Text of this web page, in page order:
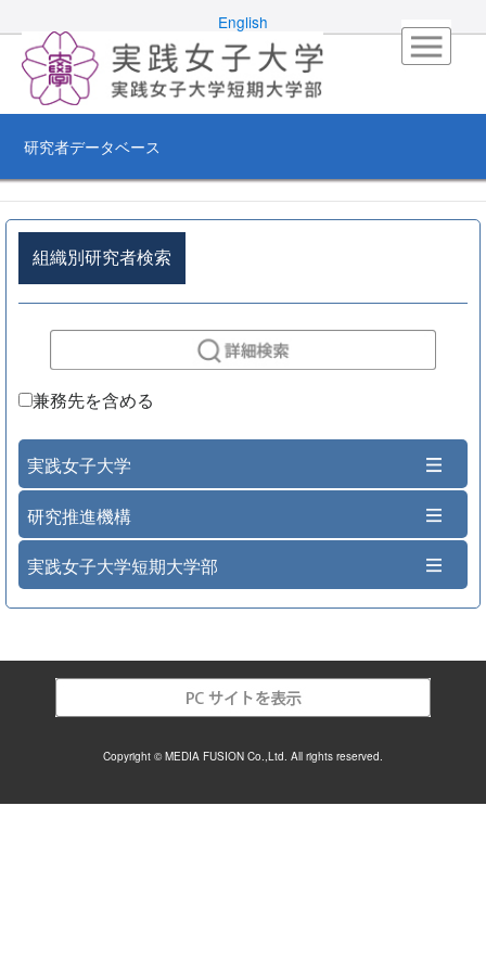
English
研究者データベース
組織別研究者検索
兼務先を含める
実践女子大学
研究推進機構
実践女子大学短期大学部
Copyright © MEDIA FUSION Co.,Ltd. All rights reserved.